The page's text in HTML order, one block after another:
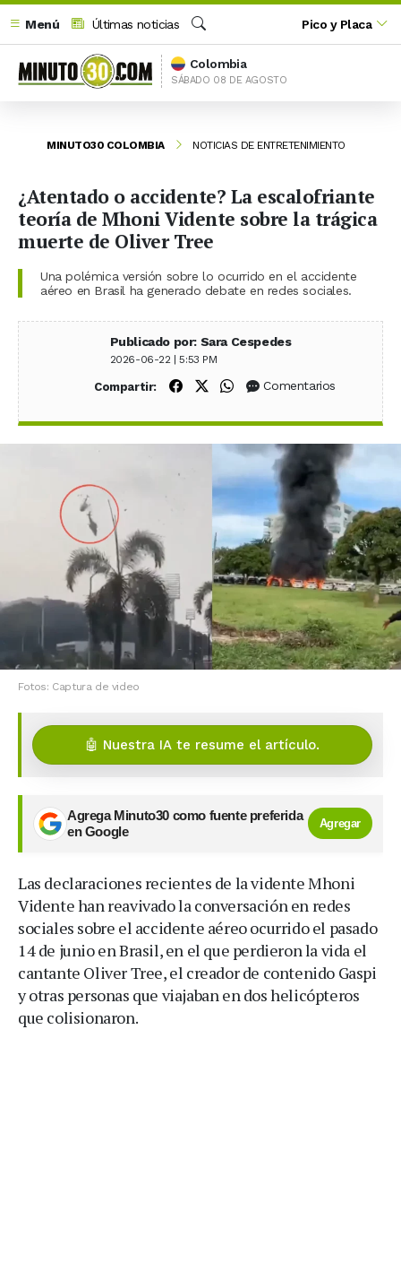
Menú
Últimas noticias
Buscar
Pico y Placa
Colombia
SÁBADO 08 DE AGOSTO
MINUTO30 COLOMBIA NOTICIAS DE ENTRETENIMIENTO
¿Atentado o accidente? La escalofriante
teoría de Mhoni Vidente sobre la trágica
muerte de Oliver Tree
Una polémica versión sobre lo ocurrido en el accidente
aéreo en Brasil ha generado debate en redes sociales.
Publicado por: Sara Cespedes
2026-06-22 | 5:53 PM
Compartir: Compartir en Facebook
Compartir en X (Twitter)
Compartir en WhatsApp
Comentarios
Fotos: Captura de video
🤖 Nuestra IA te resume el artículo.
Agrega Minuto30 como fuente preferida
en Google
Agregar
Las declaraciones recientes de la vidente Mhoni
Vidente han reavivado la conversación en redes
sociales sobre el accidente aéreo ocurrido el pasado
14 de junio en Brasil, en el que perdieron la vida el
cantante Oliver Tree, el creador de contenido Gaspi
y otras personas que viajaban en dos helicópteros
que colisionaron.